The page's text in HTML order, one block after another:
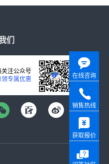
们
关注公众号
领专属优惠
在线咨询
销售热线
获取报价